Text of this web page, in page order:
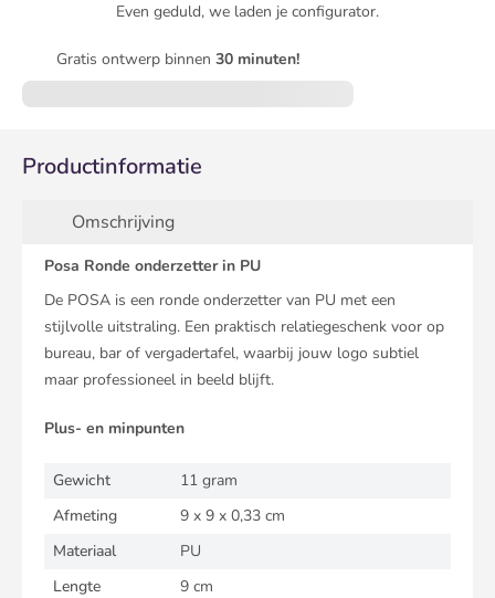
Even geduld, we laden je configurator.
Gratis ontwerp binnen 30 minuten!
Productinformatie
Omschrijving
Posa Ronde onderzetter in PU
De POSA is een ronde onderzetter van PU met een
stijlvolle uitstraling. Een praktisch relatiegeschenk voor op
bureau, bar of vergadertafel, waarbij jouw logo subtiel
maar professioneel in beeld blijft.
Plus- en minpunten
Gewicht
11 gram
Afmeting
9 x 9 x 0,33 cm
Materiaal
PU
Lengte
9 cm